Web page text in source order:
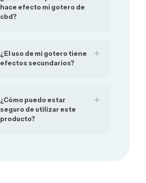
hace efecto mi gotero de
cbd?
¿El uso de mi gotero tiene
efectos secundarios?
¿Cómo puedo estar
seguro de utilizar este
producto?